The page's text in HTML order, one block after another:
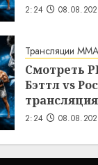
2:24
Трансляции MMA
Смотреть
Бэттл vs
трансляция
2:24